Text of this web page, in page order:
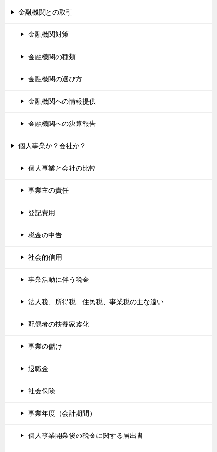
金融機関との取引
金融機関対策
金融機関の種類
金融機関の選び方
金融機関への情報提供
金融機関への決算報告
個人事業か？会社か？
個人事業と会社の比較
事業主の責任
登記費用
税金の申告
社会的信用
事業活動に伴う税金
法人税、所得税、住民税、事業税の主な違い
配偶者の扶養家族化
事業の儲け
退職金
社会保険
事業年度（会計期間）
個人事業開業後の税金に関する届出書